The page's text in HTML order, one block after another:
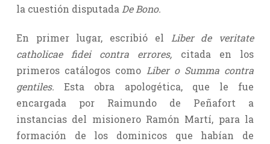
la cuestión disputada De Bono.
En primer lugar, escribió el
Liber de veritate
catholicae fidei contra errores, citada en los
primeros catálogos como Liber o Summa contra
gentiles.Esta obra apologética, que le fue
encargada por Raimundo de Peñafort a
instancias del misionero Ramón Martí, para la
formación de los dominicos que habían de